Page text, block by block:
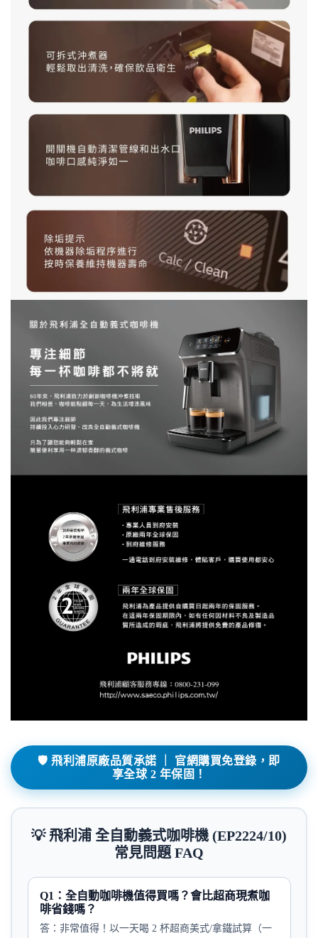
🛡️ 飛利浦原廠品質承諾 ｜ 官網購買免登錄，即
享全球 2 年保固！
💡 飛利浦 全自動義式咖啡機 (EP2224/10)
常見問題 FAQ
Q1：全自動咖啡機值得買嗎？會比超商現煮咖
啡省錢嗎？
答：非常值得！以一天喝 2 杯超商美式/拿鐵試算（一